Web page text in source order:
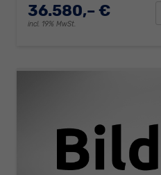
36.580,– €
incl. 19% MwSt.